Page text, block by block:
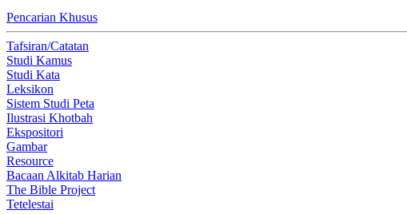
Pencarian Khusus
Tafsiran/Catatan
Studi Kamus
Studi Kata
Leksikon
Sistem Studi Peta
Ilustrasi Khotbah
Ekspositori
Gambar
Resource
Bacaan Alkitab Harian
The Bible Project
Tetelestai